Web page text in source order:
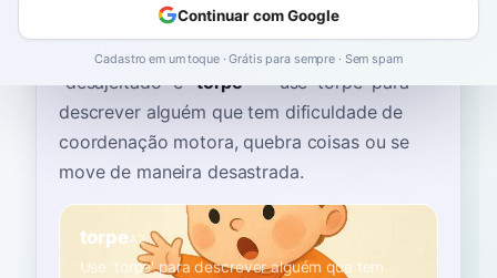
A palavra espanhola mais comum para
“desajeitado”é “torpe”—use 'torpe' para
descrever alguém que tem dificuldade de
coordenação motora, quebra coisas ou se
move de maneira desastrada.
torpeA2
Use 'torpe' para descrever alguém que tem
Continuar com Google
Cadastro em um toque · Grátis para sempre · Sem spam